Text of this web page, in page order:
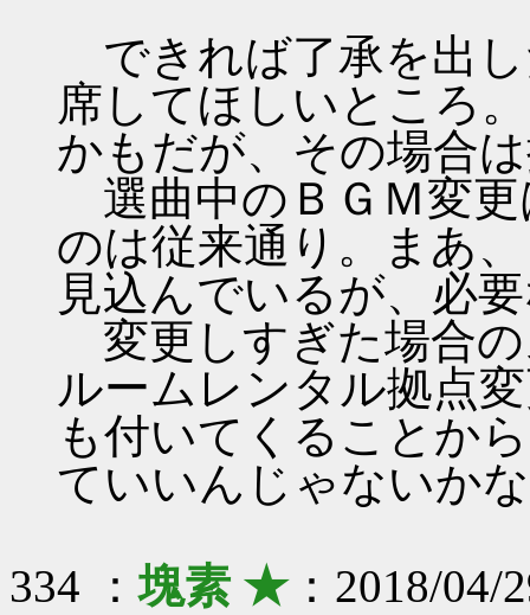
できれば了承を出
席してほしいところ
かもだが、その場合
選曲中のＢＧＭ変更
のは従来通り。まあ
見込んでいるが、必
変更しすぎた場合
ルームレンタル拠点
も付いてくることか
ていいんじゃないか
334 ：塊素 ★：2018/04/